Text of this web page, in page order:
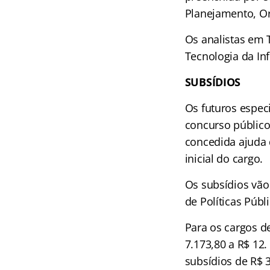
Planejamento,
Os analistas em
Tecnologia da
SUBSÍDIOS
Os futuros
concurso
concedida
inicial do cargo.
Os subsídios
de Políticas
Para os cargos
7.173,80 a R$
subsídios de R$